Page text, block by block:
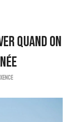
Quand On